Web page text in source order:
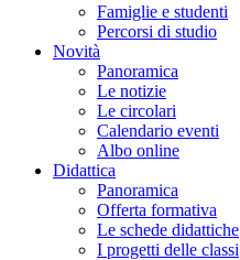
Famiglie e studenti
Percorsi di studio
Novità
Panoramica
Le notizie
Le circolari
Calendario eventi
Albo online
Didattica
Panoramica
Offerta formativa
Le schede didattiche
I progetti delle classi